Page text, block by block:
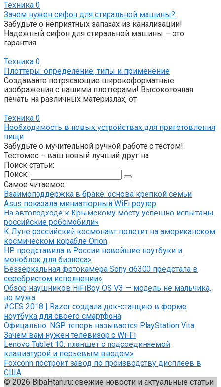
Техника 0
Зачем нужен сифон для стиральной машины?
Забудьте о неприятных запахах из канализации!
Надежный сифон для стиральной машины – это
гарантия
Техника 0
Плоттеры: определение, типы и применение
Создавайте потрясающие широкоформатные
изображения с нашими плоттерами! Высокоточная
печать на различных материалах, от
Техника 0
Необходимость в новых устройствах для приготовления
пищи
Забудьте о мучительной ручной работе с тестом!
Тестомес – ваш новый лучший друг на
Поиск статьи:
Поиск:
Самое читаемое:
Взаимоподдержка в браке: основа крепкой семьи
Asus показала миниатюрный WiFi роутер
На автоподходе к Крымскому мосту успешно испытаны
российские робомобили»
К Луне российский космонавт полетит на американском
космическом корабле Orion
HP представила в России новейшие ноутбуки и
моноблок для бизнеса»
Беззеркальная фотокамера Sony α6300 предстала в
серебристом исполнении»
Обзор наушников HiFiBoy OS V3 — модель не мальчика,
но мужа
#CES 2018 | Razer создала док-станцию в форме
ноутбука для своего смартфона
Офицально: NGP теперь называется PlayStation Vita
Зачем вам нужен телевизор с Wi-Fi
Lenovo Tablet 10: планшет с подсоединяемой
клавиатурой и перьевым вводом»
Foxconn построит завод по производству дисплеев в
США
© 2026 BibaHtari.ru: свежие новости и актуальные статьи